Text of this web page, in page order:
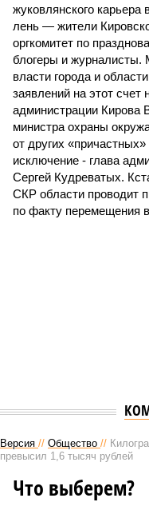
жуковлянского
лень — жители
оргкомитет по
блогеры и журналисты.
власти города и
заявлений на этот счет
администрации Кирова
министра охраны
от других
исключение - глава
Сергей Кудреватых.
СКР области проводит
по факту перемещения
Версия // Общество //
превысил 1,6 тысяч рублей
Что выберем?